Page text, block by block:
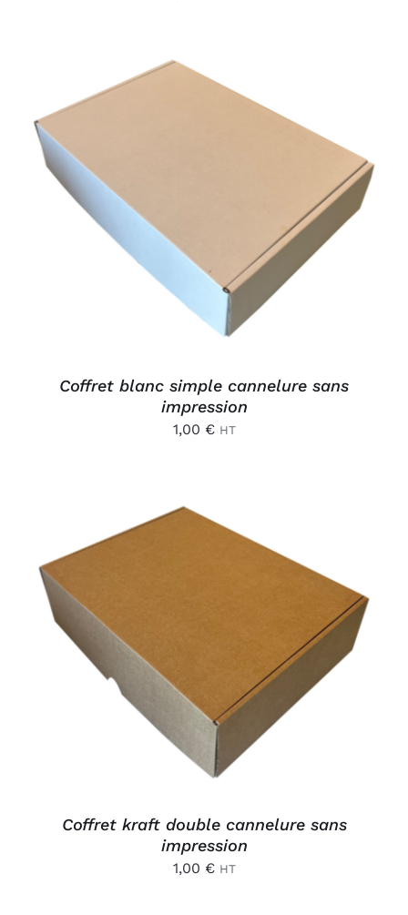
DÉTAILS
Coffret blanc simple cannelure sans
impression
1,00 € HT
DÉTAILS
Coffret kraft double cannelure sans
impression
1,00 € HT